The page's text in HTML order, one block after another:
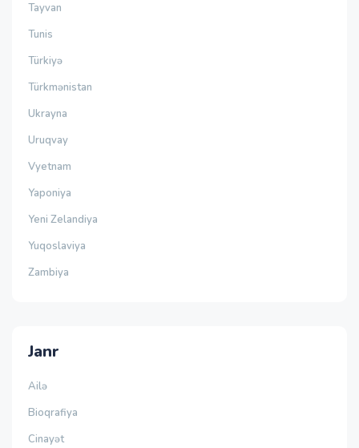
Tayvan
Tunis
Türkiyə
Türkmənistan
Ukrayna
Uruqvay
Vyetnam
Yaponiya
Yeni Zelandiya
Yuqoslaviya
Zambiya
Janr
Ailə
Bioqrafiya
Cinayət